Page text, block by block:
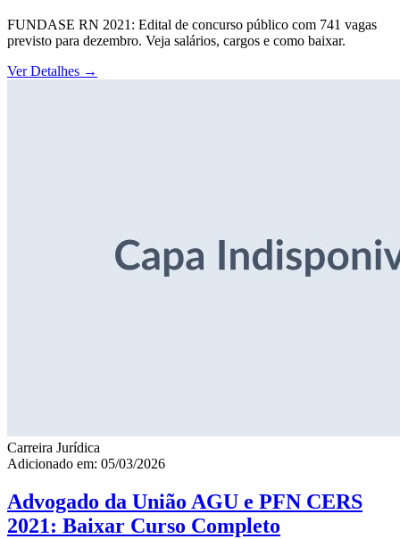
FUNDASE RN 2021: Edital de concurso público com 741 vagas
previsto para dezembro. Veja salários, cargos e como baixar.
Ver Detalhes →
Carreira Jurídica
Adicionado em: 05/03/2026
Advogado da União AGU e PFN CERS
2021: Baixar Curso Completo